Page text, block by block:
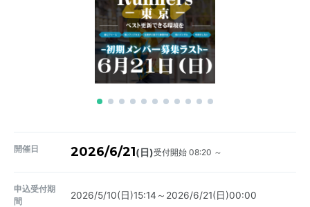
開催日 2026/6/21(日)受付開始 08:20 ～
申込受付期
間
2026/5/10(日)15:14～2026/6/21(日)00:00